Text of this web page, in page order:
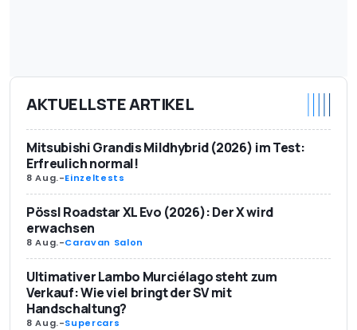
AKTUELLSTE ARTIKEL
Mitsubishi Grandis Mildhybrid (2026) im Test:
Erfreulich normal!
8 Aug.-Einzeltests
Pössl Roadstar XL Evo (2026): Der X wird
erwachsen
8 Aug.-Caravan Salon
Ultimativer Lambo Murciélago steht zum
Verkauf: Wie viel bringt der SV mit
Handschaltung?
8 Aug.-Supercars